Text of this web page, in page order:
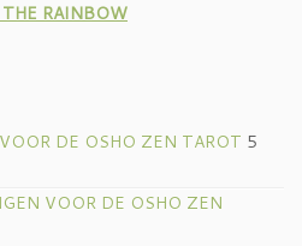
RAINBOW
DE OSHO ZEN TAROT 5
VOOR DE OSHO ZEN